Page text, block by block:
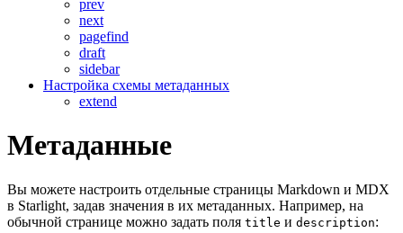
prev
next
pagefind
draft
sidebar
Настройка схемы метаданных
extend
Метаданные
Вы можете настроить отдельные страницы Markdown и MDX
в Starlight, задав значения в их метаданных. Например, на
обычной странице можно задать поля title и description: